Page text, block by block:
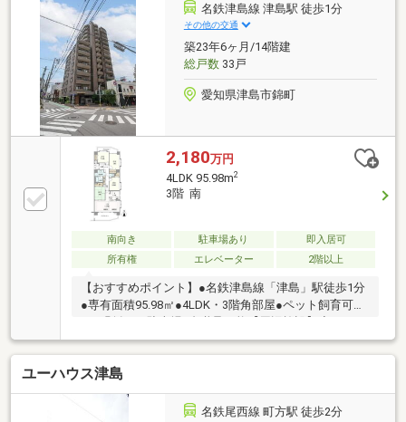
名鉄津島線 津島駅 徒歩1分
その他の交通
築23年6ヶ月/14階建
総戸数33戸
愛知県津島市錦町
2,180万円
4LDK 95.98m2
3階 南
南向き 駐車場あり
即入居可
所有権
エレベーター 2階以上
【おすすめポイント】●名鉄津島線「津島」駅徒歩1分
●専有面積95.98㎡●4LDK・3階角部屋●ペット飼育可
（細則有）●駐車場1台継承可能【周辺施設】◆ファミ
リーマート津島駅店まで140ｍ（徒歩2分）◆津島市立
南小学校まで1220ｍ（徒歩16分）◆津島市立天王中学
校まで1900ｍ（徒歩24分）
ユーハウス津島
名鉄尾西線 町方駅 徒歩2分